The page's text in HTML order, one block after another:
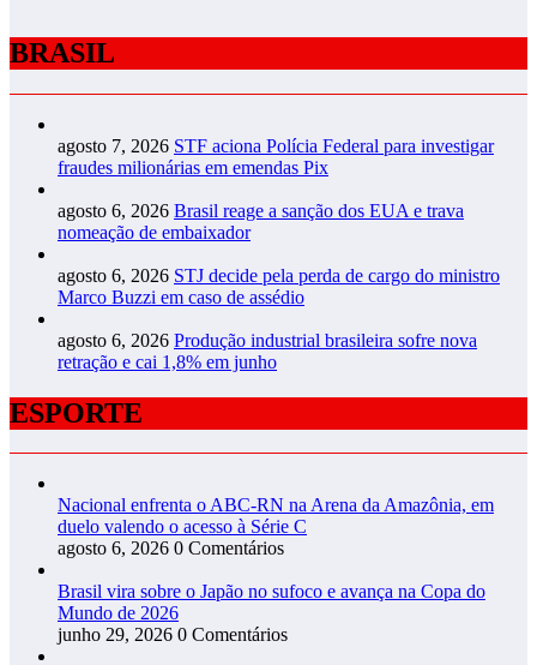
BRASIL
agosto 7, 2026 STF aciona Polícia Federal para investigar
fraudes milionárias em emendas Pix
agosto 6, 2026 Brasil reage a sanção dos EUA e trava
nomeação de embaixador
agosto 6, 2026 STJ decide pela perda de cargo do ministro
Marco Buzzi em caso de assédio
agosto 6, 2026 Produção industrial brasileira sofre nova
retração e cai 1,8% em junho
ESPORTE
Nacional enfrenta o ABC-RN na Arena da Amazônia, em
duelo valendo o acesso à Série C
agosto 6, 2026 0 Comentários
Brasil vira sobre o Japão no sufoco e avança na Copa do
Mundo de 2026
junho 29, 2026 0 Comentários